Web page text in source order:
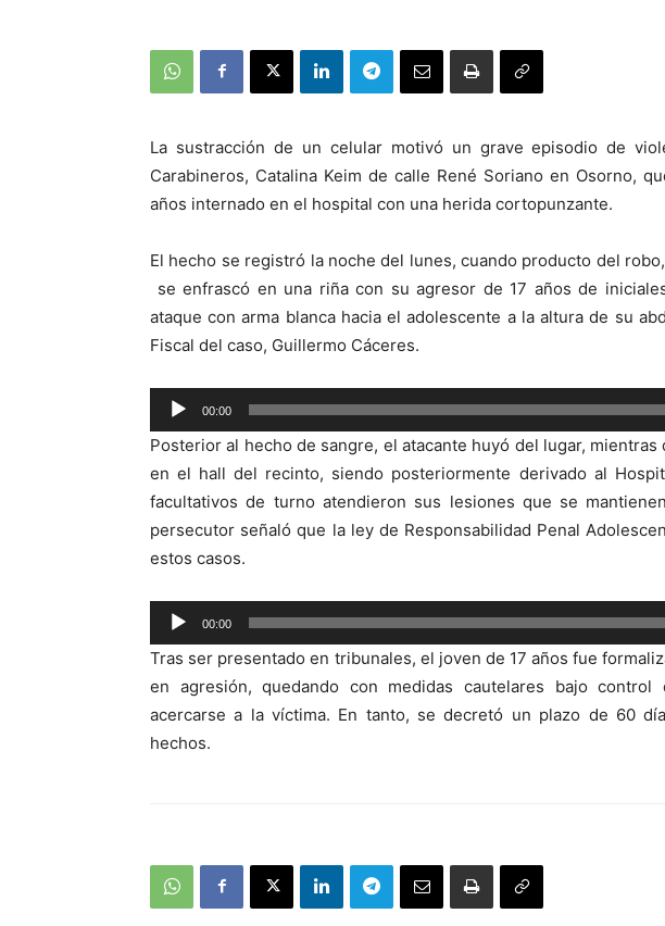
La sustracción de un celular motivó un grave episodio de
Carabineros, Catalina Keim de calle René Soriano en Osorno,
años internado en el hospital con una herida cortopunzante.
El hecho se registró la noche del lunes, cuando producto del
se enfrascó en una riña con su agresor de 17 años de
ataque con arma blanca hacia el adolescente a la altura de su
Fiscal del caso, Guillermo Cáceres.
Reproductor
de
audio
00:00
Posterior al hecho de sangre, el atacante huyó del lugar,
en el hall del recinto, siendo posteriormente derivado al
facultativos de turno atendieron sus lesiones que se
persecutor señaló que la ley de Responsabilidad Penal
estos casos.
Reproductor
de
audio
00:00
Tras ser presentado en tribunales, el joven de 17 años fue
en agresión, quedando con medidas cautelares bajo
acercarse a la víctima. En tanto, se decretó un plazo de 60
hechos.